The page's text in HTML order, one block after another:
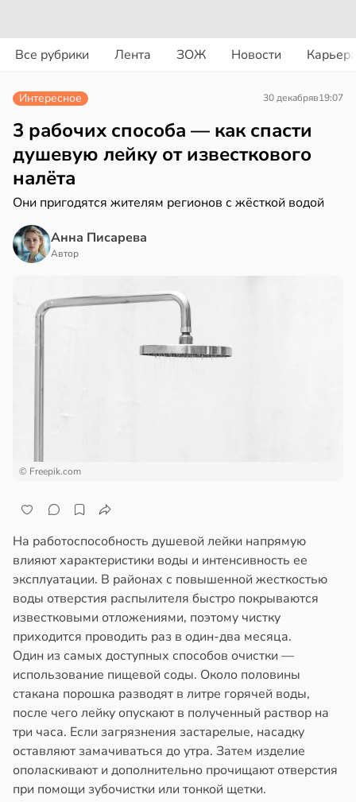
Все рубрики Лента ЗОЖ Новости
в19:49
в21:42
Интересное 30 декабряв19:07
3 рабочих способа — как спасти
душевую лейку от известкового
налёта
Они пригодятся жителям регионов с жёсткой водой
Анна Писарева
Автор
© Freepik.com
На работоспособность душевой лейки напрямую
влияют характеристики воды и интенсивность ее
эксплуатации. В районах с повышенной жесткостью
воды отверстия распылителя быстро покрываются
известковыми отложениями, поэтому чистку
приходится проводить раз в один-два месяца.
Один из самых доступных способов очистки —
использование пищевой соды. Около половины
стакана порошка разводят в литре горячей воды,
после чего лейку опускают в полученный раствор на
три часа. Если загрязнения застарелые, насадку
оставляют замачиваться до утра. Затем изделие
ополаскивают и дополнительно прочищают отверстия
при помощи зубочистки или тонкой щетки.